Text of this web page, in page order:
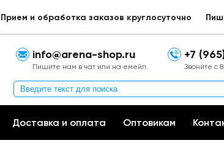
Прием и обработка заказов круглосуточно
info@arena-shop.ru
Пишите нам в чат или на емейл.
+7
Звоните с
Доставка и оплата Оптовикам